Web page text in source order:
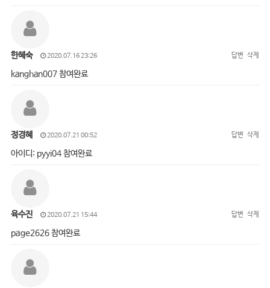
한혜숙 2020.07.16 23:26 답변 삭제
kanghan007 참여완료
정경혜 2020.07.21 00:52 답변 삭제
아이디: pyyi04 참여완료
육수진 2020.07.21 15:44 답변 삭제
page2626 참여완료